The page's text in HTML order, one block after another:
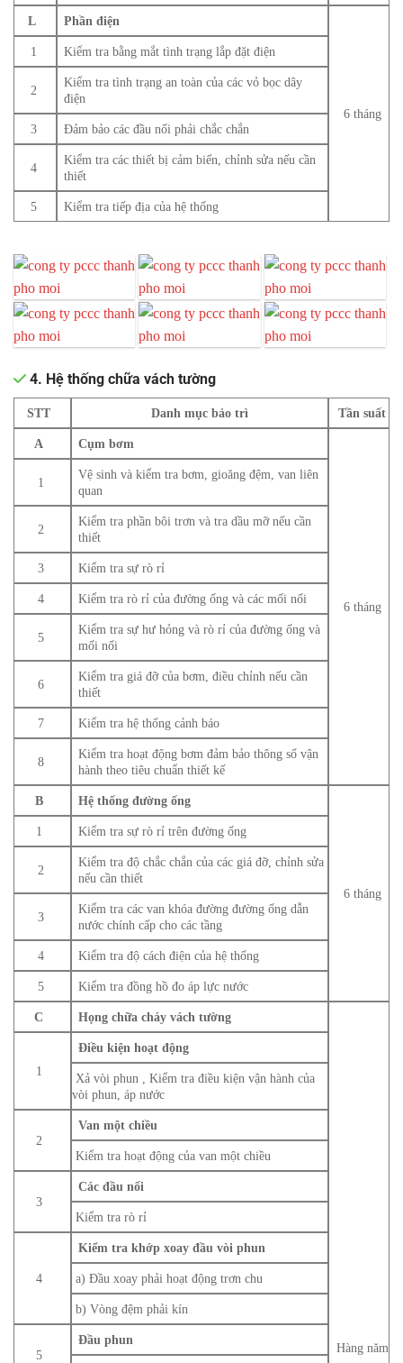
L Phần điện
6 tháng
1 Kiểm tra bằng mắt tình trạng lắp đặt điện
2
Kiểm tra tình trạng an toàn của các vỏ bọc dây
điện
3 Đảm bảo các đầu nối phải chắc chắn
4
Kiểm tra các thiết bị cảm biến, chỉnh sửa nếu cần
thiết
5 Kiểm tra tiếp địa của hệ thống
4. Hệ thống chữa vách tường
STT Danh mục bảo trì Tần suất
A Cụm bơm
6 tháng
1
Vệ sinh và kiểm tra bơm, gioăng đệm, van liên
quan
2
Kiểm tra phần bôi trơn và tra dầu mỡ nếu cần
thiết
3 Kiểm tra sự rò rỉ
4 Kiểm tra rò rỉ của đường ống và các mối nối
5
Kiểm tra sự hư hỏng và rò rỉ của đường ống và
mối nối
6
Kiểm tra giá đỡ của bơm, điều chỉnh nếu cần
thiết
7 Kiểm tra hệ thống cảnh báo
8
Kiểm tra hoạt động bơm đảm bảo thông số vận
hành theo tiêu chuẩn thiết kế
B Hệ thống đường ống
6 tháng
1 Kiểm tra sự rò rỉ trên đường ống
2
Kiểm tra độ chắc chắn của các giá đỡ, chỉnh sửa
nếu cần thiết
3
Kiểm tra các van khóa đường đường ống dẫn
nước chính cấp cho các tầng
4 Kiểm tra độ cách điện của hệ thống
5 Kiểm tra đồng hồ đo áp lực nước
C Họng chữa cháy vách tường
Hàng năm
1
Điều kiện hoạt động
Xả vòi phun , Kiểm tra điều kiện vận hành của
vòi phun, áp nước
2
Van một chiều
Kiểm tra hoạt động của van một chiều
3
Các đầu nối
Kiểm tra rò rỉ
4
Kiểm tra khớp xoay đầu vòi phun
a) Đầu xoay phải hoạt động trơn chu
b) Vòng đệm phải kín
5
Đầu phun